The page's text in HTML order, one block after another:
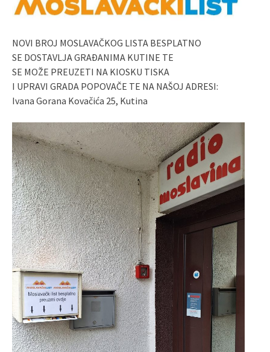
NOVI BROJ MOSLAVAČKOG LISTA BESPLATNO
SE DOSTAVLJA GRAĐANIMA KUTINE TE
SE MOŽE PREUZETI NA KIOSKU TISKA
I UPRAVI GRADA POPOVAČE TE NA NAŠOJ ADRESI:
Ivana Gorana Kovačića 25, Kutina